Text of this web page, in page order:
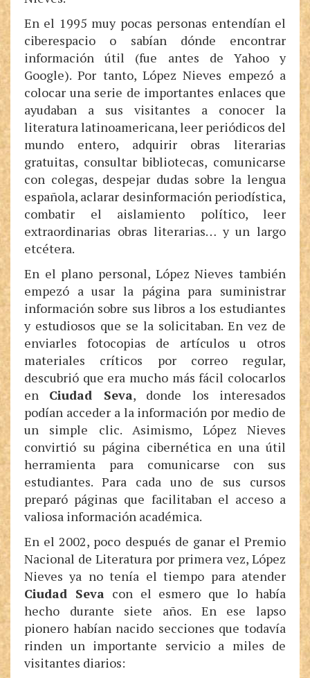
En el 1995 muy pocas personas entendían el
ciberespacio o sabían dónde encontrar
información útil (fue antes de Yahoo y
Google). Por tanto, López Nieves empezó a
colocar una serie de importantes enlaces que
ayudaban a sus visitantes a conocer la
literatura latinoamericana, leer periódicos del
mundo entero, adquirir obras literarias
gratuitas, consultar bibliotecas, comunicarse
con colegas, despejar dudas sobre la lengua
española, aclarar desinformación periodística,
combatir el aislamiento político, leer
extraordinarias obras literarias… y un largo
etcétera.
En el plano personal, López Nieves también
empezó a usar la página para suministrar
información sobre sus libros a los estudiantes
y estudiosos que se la solicitaban. En vez de
enviarles fotocopias de artículos u otros
materiales críticos por correo regular,
descubrió que era mucho más fácil colocarlos
en Ciudad Seva, donde los interesados
podían acceder a la información por medio de
un simple clic. Asimismo, López Nieves
convirtió su página cibernética en una útil
herramienta para comunicarse con sus
estudiantes. Para cada uno de sus cursos
preparó páginas que facilitaban el acceso a
valiosa información académica.
En el 2002, poco después de ganar el Premio
Nacional de Literatura por primera vez, López
Nieves ya no tenía el tiempo para atender
Ciudad Seva con el esmero que lo había
hecho durante siete años. En ese lapso
pionero habían nacido secciones que todavía
rinden un importante servicio a miles de
visitantes diarios: